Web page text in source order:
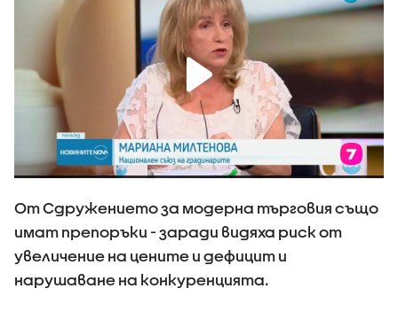
От Сдружението за модерна търговия също
имат препоръки - заради видяха риск от
увеличение на цените и дефицит и
нарушаване на конкуренцията.